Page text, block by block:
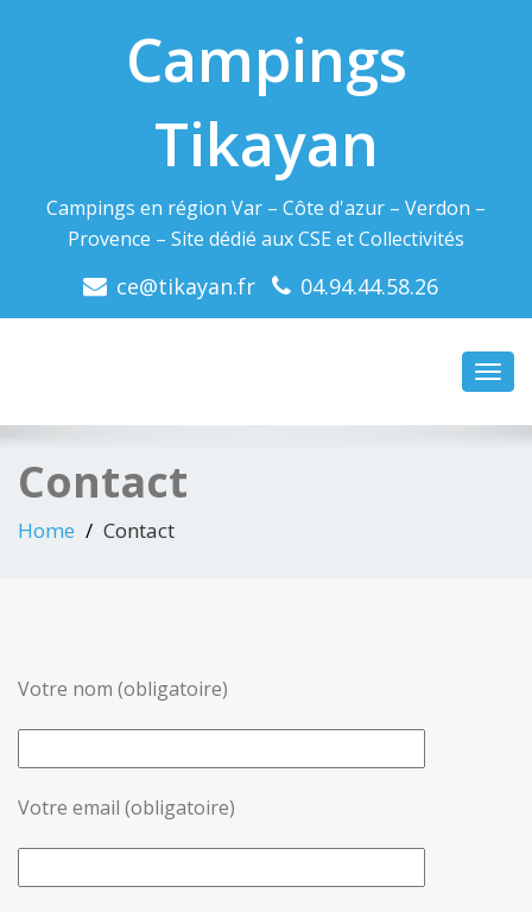
Campings
Tikayan
Campings en région Var – Côte d'azur – Verdon –
Provence – Site dédié aux CSE et Collectivités
ce@tikayan.fr 04.94.44.58.26
Contact
Home Contact
Votre nom (obligatoire)
Votre email (obligatoire)